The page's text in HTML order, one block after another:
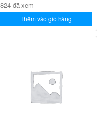
824 đã xem
Thêm vào giỏ hàng